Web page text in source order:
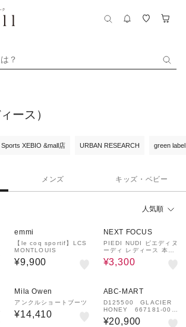
？
ース）
XEBIO &mall店 URBAN RESEARCH green
メンズ キッズ・ベビー
人気順
emmi
【le coq sportif】LCS
MONTLOUIS
¥9,900
NEXT FOCUS
PIEDI NUDI ピエディヌ
ーディ レディース 本革
レースアップブーツ 143
02 ブラック
¥3,300
Mila Owen
アンクルショートブーツ
¥14,410
ABC-MART
D125500 GLACIER
HONEY 667181-000
6¥20,900